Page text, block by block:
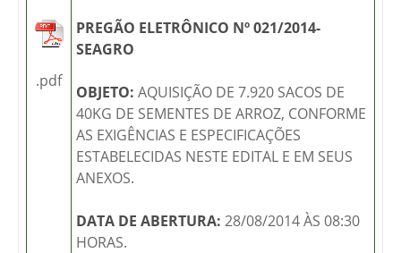
.pdf
PREGÃO ELETRÔNICO Nº 021/2014-
SEAGRO
OBJETO: AQUISIÇÃO DE 7.920 SACOS DE
40KG DE SEMENTES DE ARROZ, CONFORME
AS EXIGÊNCIAS E ESPECIFICAÇÕES
ESTABELECIDAS NESTE EDITAL E EM SEUS
ANEXOS.
DATA DE ABERTURA: 28/08/2014 ÀS 08:30
HORAS.